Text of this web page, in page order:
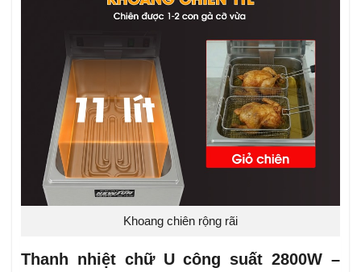
Khoang chiên rộng rãi
Thanh nhiệt chữ U công suất 2800W –